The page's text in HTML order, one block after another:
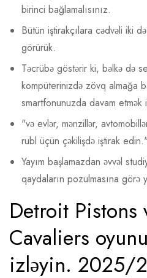
birinci bağlamalısınız.
Bütün iştirakçılara cədvəli iki
görürük.
Təcrübə göstərir ki, bəlkə də
kompüterinizdə zövq almağa
smartfonunuzda davam etmək
"və evlər, mənzillər,
rubl üçün çəkilişdə iştirak
Yayım başlamazdan əvvəl
qaydaların pozulmasına görə
Detroit Pistons
Cavaliers
izləyin. 2025/